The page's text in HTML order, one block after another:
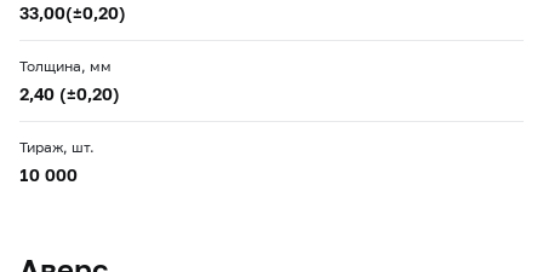
33,00(±0,20)
Толщина, мм
2,40 (±0,20)
Тираж, шт.
10 000